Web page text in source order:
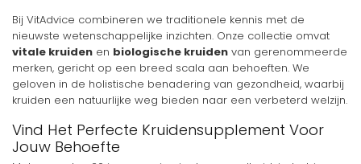
Bij VitAdvice combineren we traditionele kennis met de
nieuwste wetenschappelijke inzichten. Onze collectie omvat
vitale kruiden en biologische kruiden van gerenommeerde
merken, gericht op een breed scala aan behoeften. We
geloven in de holistische benadering van gezondheid, waarbij
kruiden een natuurlijke weg bieden naar een verbeterd welzijn.
Vind Het Perfecte Kruidensupplement Voor
Jouw Behoefte